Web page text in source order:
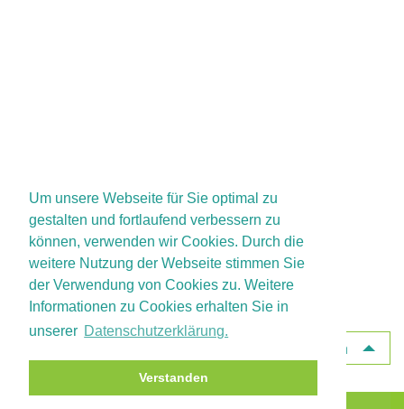
Um unsere Webseite für Sie optimal zu
gestalten und fortlaufend verbessern zu
können, verwenden wir Cookies. Durch die
weitere Nutzung der Webseite stimmen Sie
der Verwendung von Cookies zu. Weitere
Informationen zu Cookies erhalten Sie in
unserer Datenschutzerklärung.
Verstanden
Nach oben